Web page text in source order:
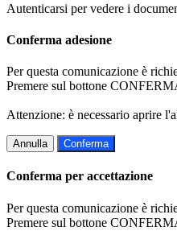
Autenticarsi per vedere i
Conferma adesione
Per questa comunicazione è
Premere sul bottone
Attenzione: è necessario aprire
Annulla Conferma
Conferma per accettazione
Per questa comunicazione è
Premere sul bottone